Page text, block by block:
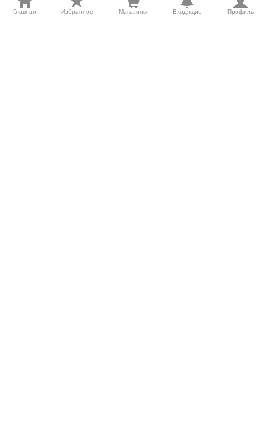
супермаркетов. Именно сайт Скидка Онлайн призван
помочь Вам снизить ежедневные расходы и позволит
Главная Избранное Магазины Входящие Профиль